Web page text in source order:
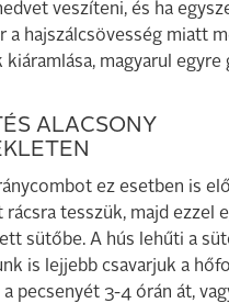
veszíteni, és ha
a hajszálcsövesség miatt
magyarul egyre
ALACSONY
ez esetben is
tesszük, majd ezzel
sütőbe. A hús lehűti a
is lejjebb csavarjuk a
a pecsenyét 3-4 órán át,